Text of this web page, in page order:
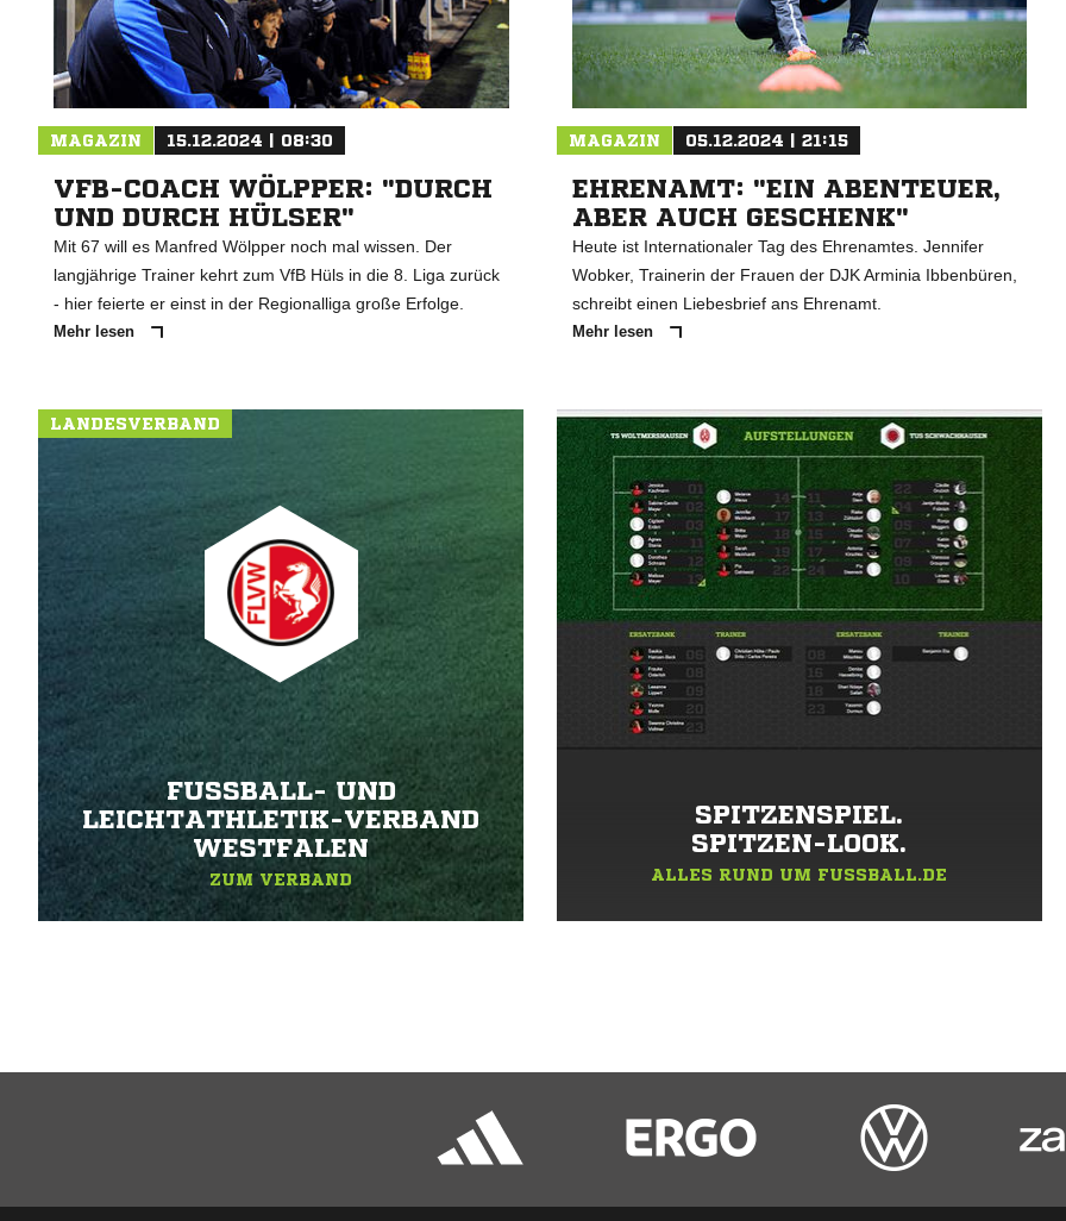
MAGAZIN 15.12.2024 | 08:30
VFB-COACH WÖLPPER: "DURCH
UND DURCH HÜLSER"
Mit 67 will es Manfred Wölpper noch mal wissen. Der
langjährige Trainer kehrt zum VfB Hüls in die 8. Liga zurück
- hier feierte er einst in der Regionalliga große Erfolge.
Mehr lesen
MAGAZIN 05.12.2024 | 21:15
EHRENAMT: "EIN ABENTEUER,
ABER AUCH GESCHENK"
Heute ist Internationaler Tag des Ehrenamtes. Jennifer
Wobker, Trainerin der Frauen der DJK Arminia Ibbenbüren,
schreibt einen Liebesbrief ans Ehrenamt.
Mehr lesen
LANDESVERBAND
FUSSBALL- UND L
EICHTATHLETIK-VERBAND W
ESTFALEN
ZUM VERBAND
SPITZENSPIEL.
SPITZEN-LOOK.
ALLES RUND UM FUSSBALL.DE